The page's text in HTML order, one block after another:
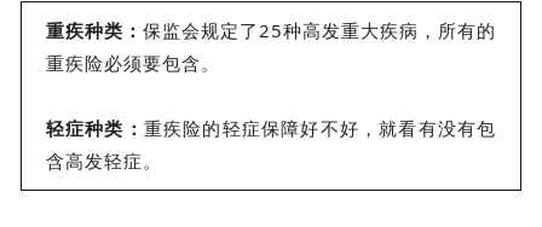
重疾种类： 保监会规定了25种高发重大疾病，所有的
重疾险必须要包含。
轻症种类： 重疾险的轻症保障好不好，就看有没有包
含高发轻症。